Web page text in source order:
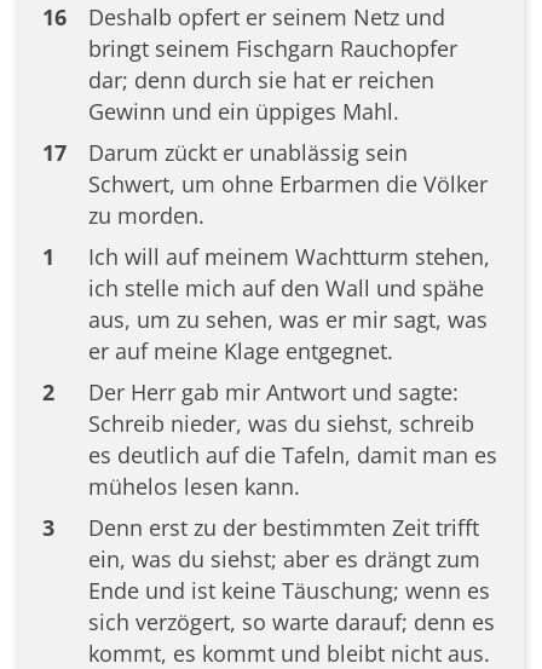
16
Deshalb opfert er seinem Netz und
bringt seinem Fischgarn Rauchopfer
dar; denn durch sie hat er reichen
Gewinn und ein üppiges Mahl.
17
Darum zückt er unablässig sein
Schwert, um ohne Erbarmen die Völker
zu morden.
1
Ich will auf meinem Wachtturm stehen,
ich stelle mich auf den Wall und spähe
aus, um zu sehen, was er mir sagt, was
er auf meine Klage entgegnet.
2
Der Herr gab mir Antwort und sagte:
Schreib nieder, was du siehst, schreib
es deutlich auf die Tafeln, damit man es
mühelos lesen kann.
3
Denn erst zu der bestimmten Zeit trifft
ein, was du siehst; aber es drängt zum
Ende und ist keine Täuschung; wenn es
sich verzögert, so warte darauf; denn es
kommt, es kommt und bleibt nicht aus.